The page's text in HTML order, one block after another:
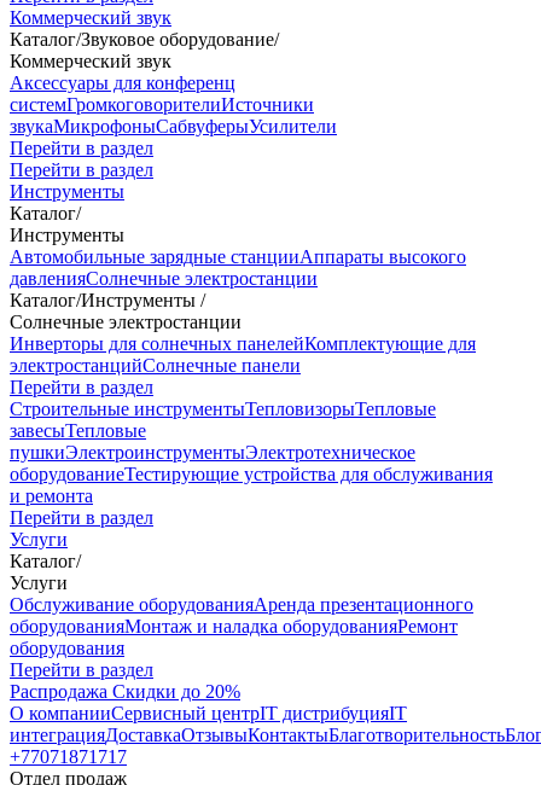
Коммерческий звук
Каталог/Звуковое оборудование/
Коммерческий звук
Аксессуары для конференц
системГромкоговорителиИсточники
звукаМикрофоныСабвуферыУсилители
Перейти в раздел
Перейти в раздел
Инструменты
Каталог/
Инструменты
Автомобильные зарядные станцииАппараты высокого
давленияСолнечные электростанции
Каталог/Инструменты /
Солнечные электростанции
Инверторы для солнечных панелейКомплектующие для
электростанцийСолнечные панели
Перейти в раздел
Строительные инструментыТепловизорыТепловые
завесыТепловые
пушкиЭлектроинструментыЭлектротехническое
оборудованиеТестирующие устройства для обслуживания
и ремонта
Перейти в раздел
Услуги
Каталог/
Услуги
Oбслуживание оборудованияАренда презентационного
оборудованияМонтаж и наладка оборудованияРемонт
оборудования
Перейти в раздел
Распродажа Скидки до 20%
О компанииСервисный центрIT дистрибуцияIT
интеграцияДоставкаОтзывыКонтактыБлаготворительность
+77071871717
Отдел продаж